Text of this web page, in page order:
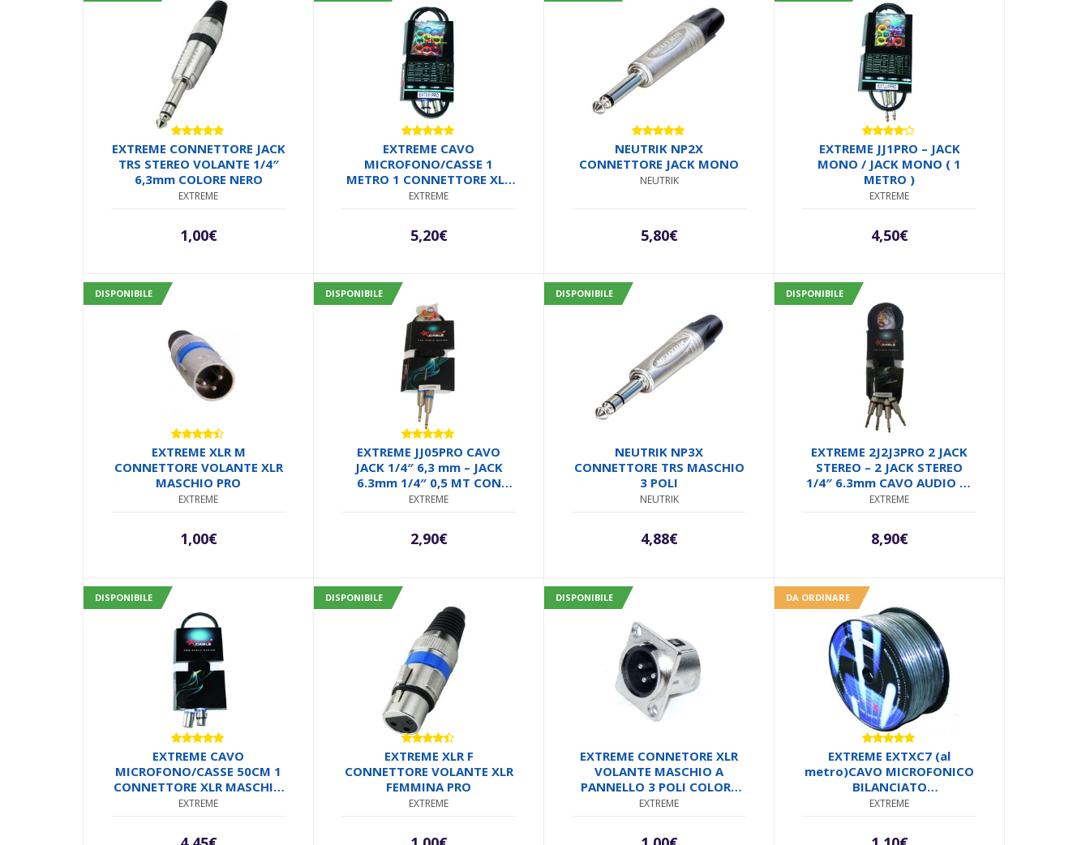
Valutato
5.00su 5
EXTREME CONNETTORE JACK
TRS STEREO VOLANTE 1/4″
6,3mm COLORE NERO
EXTREME
1,00€
Valutato
4.80su 5
EXTREME CAVO
MICROFONO/CASSE 1
METRO 1 CONNETTORE XLR
MASCHIO 1 FEMMINA +
CONNETTORI SMONTABILI
EXTREME
5,20€
Valutato
5.00su 5
NEUTRIK NP2X
CONNETTORE JACK MONO
NEUTRIK
5,80€
Valutato
4.00su
5
EXTREME JJ1PRO – JACK
MONO / JACK MONO ( 1
METRO )
EXTREME
4,50€
DISPONIBILE
Valutato
4.33 su
5
EXTREME XLR M
CONNETTORE VOLANTE XLR
MASCHIO PRO
EXTREME
1,00€
DISPONIBILE
Valutato
5.00 su 5
EXTREME JJ05PRO CAVO
JACK 1/4″ 6,3 mm – JACK
6.3mm 1/4″ 0,5 MT CON
FASCIA STRAP E
EXTREME
2,90€
DISPONIBILE
NEUTRIK NP3X
CONNETTORE TRS MASCHIO
3 POLI
NEUTRIK
4,88€
DISPONIBILE
EXTREME 2J2J3PRO 2 JACK
STEREO – 2 JACK STEREO
1/4″ 6.3mm CAVO AUDIO DI
SEGNALE SCHERMATO 3 MT.
EXTREME
8,90€
DISPONIBILE
Valutato
5.00su 5
EXTREME CAVO
MICROFONO/CASSE 50CM 1
CONNETTORE XLR MASCHIO
1 FEMMINA + STRAP + 12
EXTREME
DISPONIBILE
Valutato
4.33su
5
EXTREME XLR F
CONNETTORE VOLANTE XLR
FEMMINA PRO
EXTREME
DISPONIBILE
EXTREME CONNETORE XLR
VOLANTE MASCHIO A
PANNELLO 3 POLI COLORE
ARGENTO
EXTREME
DA ORDINARE
Valutato
5.00su 5
EXTREME EXTXC7 (al
metro)CAVO MICROFONICO
BILANCIATO
PROFESSIONALE XLR
EXTREME